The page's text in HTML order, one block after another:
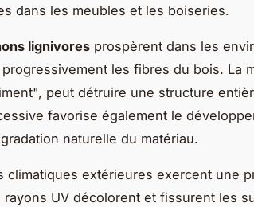
dans les meubles et les boiseries.
lignivores prospèrent dans les
les fibres du bois. La
peut détruire une structure
favorise également le
naturelle du matériau.
climatiques extérieures exercent une
rayons UV décolorent et fissurent les